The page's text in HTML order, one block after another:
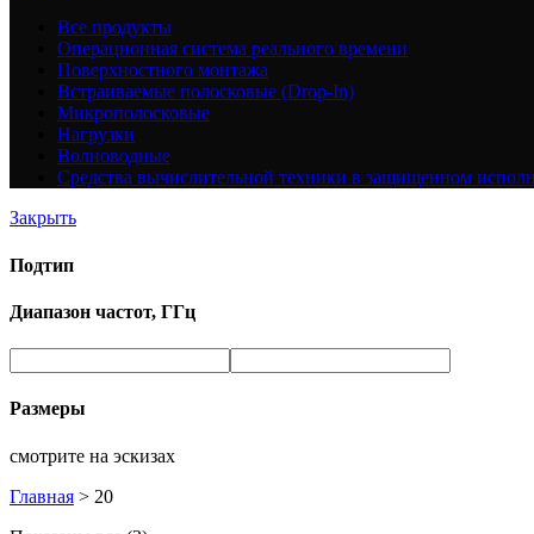
Все продукты
Операционная система реального времени
Поверхностного монтажа
Встраиваемые полосковые (Drop-In)
Микрополосковые
Нагрузки
Волноводные
Средства вычислительной техники в защищенном
Закрыть
Подтип
Диапазон частот, ГГц
Размеры
смотрите на эскизах
Главная > 20